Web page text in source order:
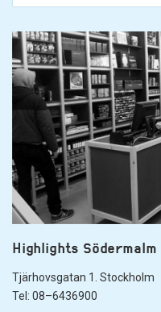
Highlights Södermalm
Tjärhovsgatan 1. Stockholm
Tel: 08–6436900